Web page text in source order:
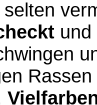
selten
und